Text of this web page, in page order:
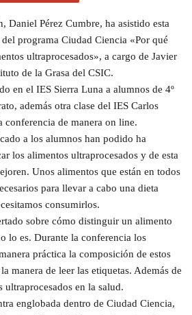
Daniel Pérez Cumbre, ha asistido esta
programa Ciudad Ciencia «Por qué
ultraprocesados», a cargo de Javier
de la Grasa del CSIC.
en el IES Sierra Luna a alumnos de 4º
además otra clase del IES Carlos
conferencia de manera on line.
a los alumnos han podido ha
los alimentos ultraprocesados y de esta
Unos alimentos que están en todos
para llevar a cabo una dieta
consumirlos.
sobre cómo distinguir un alimento
lo es. Durante la conferencia los
práctica la composición de estos
manera de leer las etiquetas. Además de
ultraprocesados en la salud.
englobada dentro de Ciudad Ciencia,